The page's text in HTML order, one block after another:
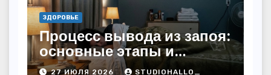
ЗДОРОВЬЕ
Процесс вывода из запоя:
основные этапы и
методы
27 ИЮЛЯ 2026 STUDIOHALLO_